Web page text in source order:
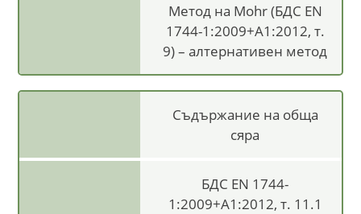
Метод на Mohr (БДС EN
1744-1:2009+A1:2012, т.
9) – алтернативен метод
Съдържание на обща
сяра
БДС EN 1744-
1:2009+A1:2012, т. 11.1